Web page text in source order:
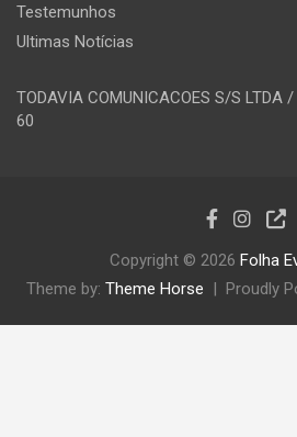
Testemunhos
Ultimas Notícias
TODAVIA COMUNICACOES S/S LTDA
60
Copyright © 2026 Folha
Theme by: Theme Horse Proudly